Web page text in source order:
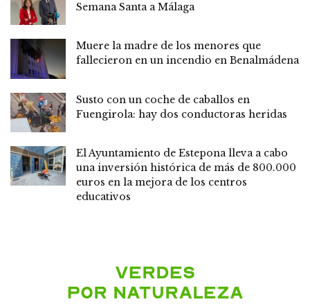
Semana Santa a Málaga
Muere la madre de los menores que
fallecieron en un incendio en Benalmádena
Susto con un coche de caballos en
Fuengirola: hay dos conductoras heridas
El Ayuntamiento de Estepona lleva a cabo
una inversión histórica de más de 800.000
euros en la mejora de los centros
educativos